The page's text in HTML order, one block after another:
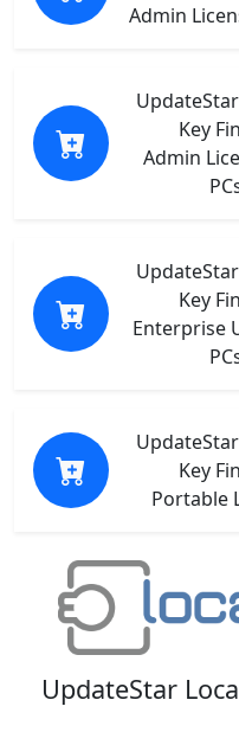
Admin
Key
Admin
Key
Enterprise
Key
Portable
UpdateStar